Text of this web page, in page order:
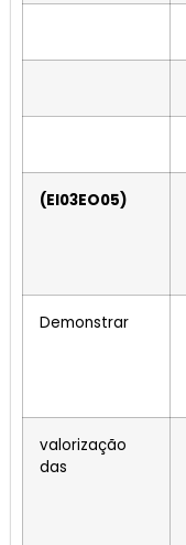
(EI03EO05)
Demonstrar
valorização
das